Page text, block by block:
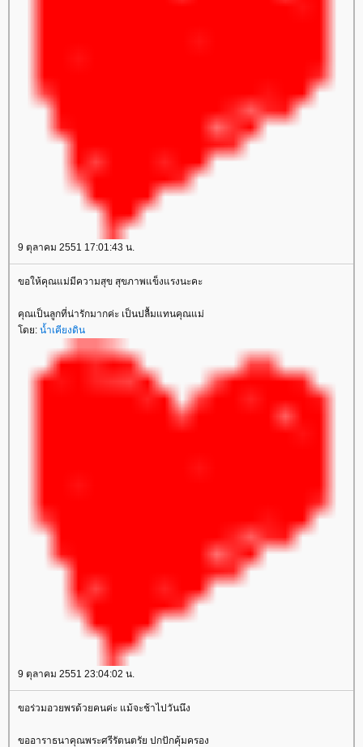
9 ตุลาคม 2551 17:01:43 น.
ขอให้คุณแม่มีความสุข สุขภาพแข็งแรงนะคะ
คุณเป็นลูกที่น่ารักมากค่ะ เป็นปลื้มแทนคุณแม่
โดย: น้ำเคียงดิน
9 ตุลาคม 2551 23:04:02 น.
ขอร่วมอวยพรด้วยคนค่ะ แม้จะช้าไปวันนึง
ขออาราธนาคุณพระศรีรัตนตรัย ปกปักคุ้มครอง